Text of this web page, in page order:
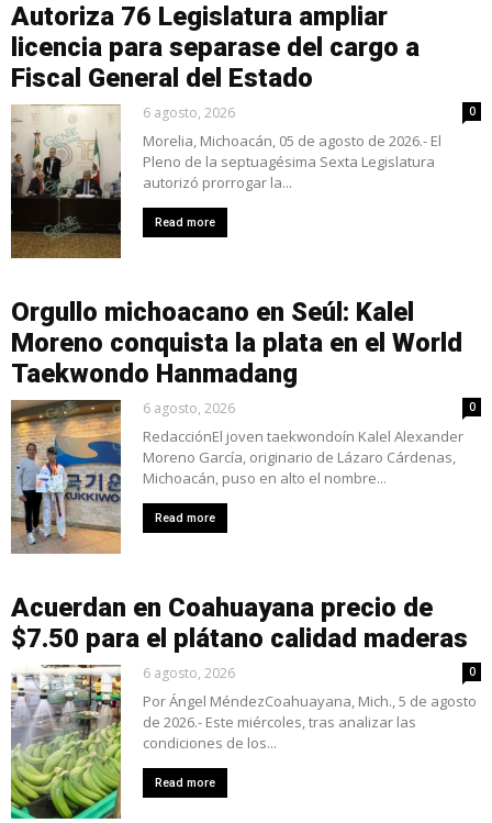
Autoriza 76 Legislatura ampliar
licencia para separase del cargo a
Fiscal General del Estado
6 agosto, 2026 0
Morelia, Michoacán, 05 de agosto de 2026.- El
Pleno de la septuagésima Sexta Legislatura
autorizó prorrogar la...
Read more
Orgullo michoacano en Seúl: Kalel
Moreno conquista la plata en el World
Taekwondo Hanmadang
6 agosto, 2026 0
RedacciónEl joven taekwondoín Kalel Alexander
Moreno García, originario de Lázaro Cárdenas,
Michoacán, puso en alto el nombre...
Read more
Acuerdan en Coahuayana precio de
$7.50 para el plátano calidad maderas
6 agosto, 2026 0
Por Ángel MéndezCoahuayana, Mich., 5 de agosto
de 2026.- Este miércoles, tras analizar las
condiciones de los...
Read more